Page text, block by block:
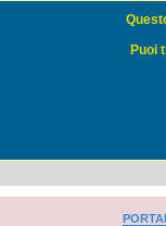
Puoi